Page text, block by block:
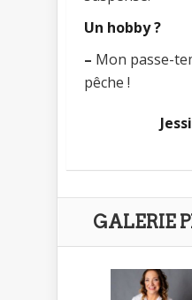
Un hobby ?
– Mon passe-
pêche !
GALERIE